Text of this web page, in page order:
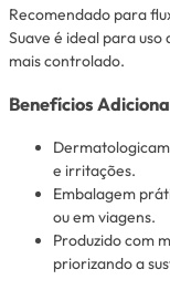
Recomendado para
Suave é ideal para
mais controlado.
Benefícios
e irritações.
Embalagem
ou em viagens.
Produzido com
priorizando a